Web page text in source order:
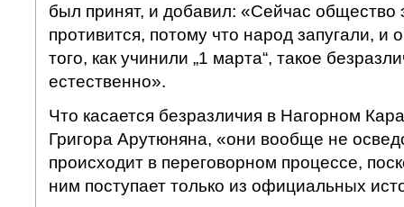
был принят, и добавил: «Сейчас общество
противится, потому что народ запугали, и
того, как учинили „1 марта“, такое
естественно».
Что касается безразличия в Нагорном
Григора Арутюняна, «они вообще не
происходит в переговорном процессе,
ним поступает только из официальных